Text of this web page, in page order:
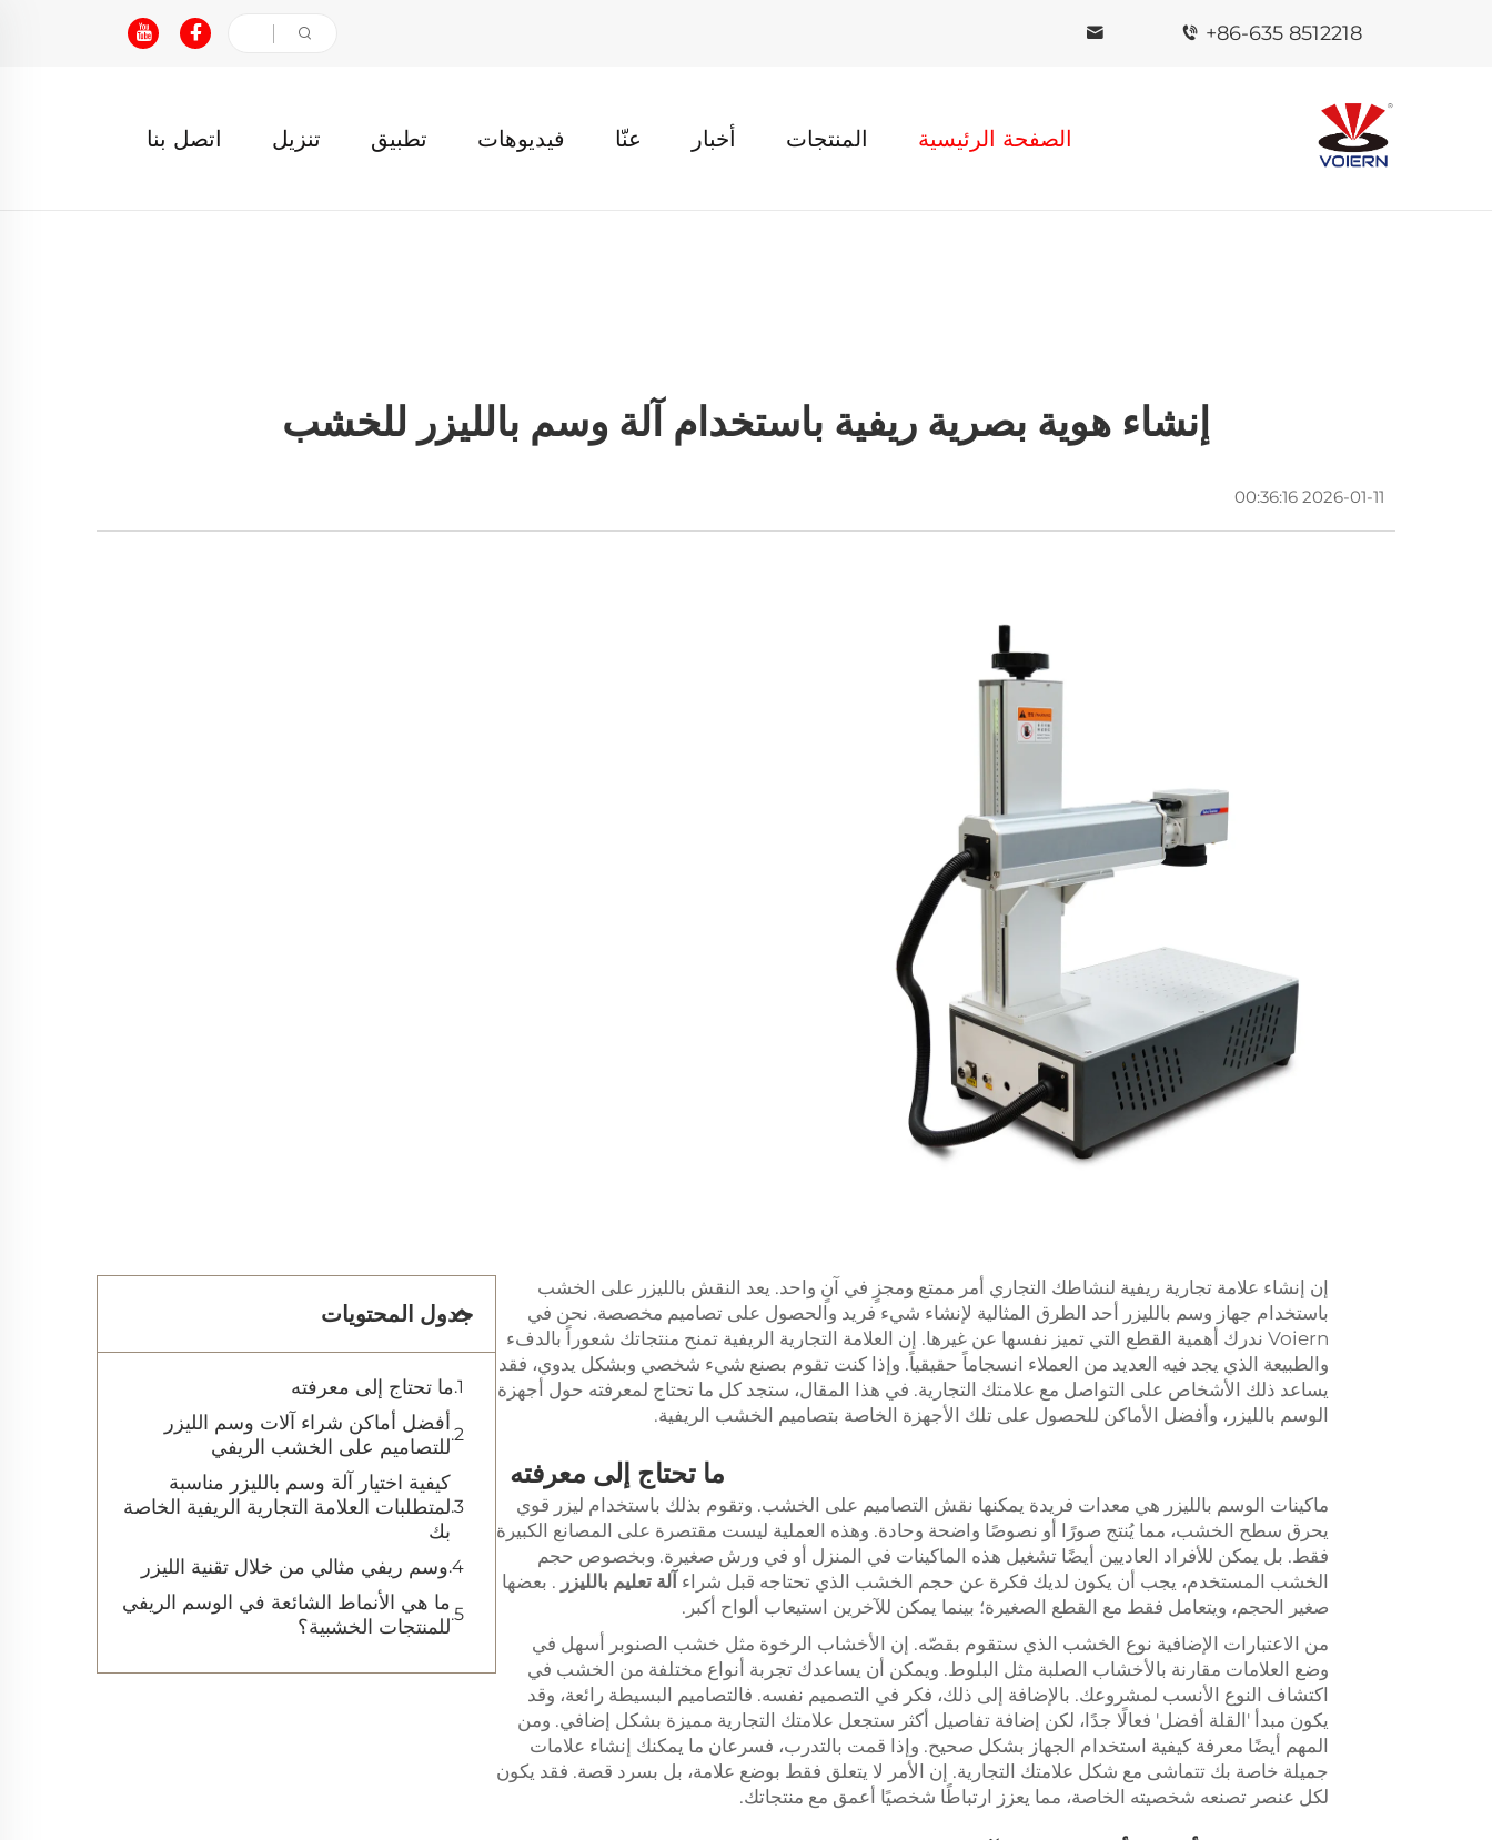
+86-635 8512218
الصفحة الرئيسية المنتجات أخبار عنّا فيديوهات تطبيق تنزيل اتصل بنا
إنشاء هوية بصرية ريفية باستخدام آلة وسم بالليزر للخشب
2026-01-11 00:36:16
إن إنشاء علامة تجارية ريفية لنشاطك التجاري أمر ممتع ومجزٍ في آنٍ واحد. يعد النقش بالليزر على الخشب
باستخدام جهاز وسم بالليزر أحد الطرق المثالية لإنشاء شيء فريد والحصول على تصاميم مخصصة. نحن في
Voiern ندرك أهمية القطع التي تميز نفسها عن غيرها. إن العلامة التجارية الريفية تمنح منتجاتك شعوراً بالدفء
والطبيعة الذي يجد فيه العديد من العملاء انسجاماً حقيقياً. وإذا كنت تقوم بصنع شيء شخصي وبشكل يدوي، فقد
يساعد ذلك الأشخاص على التواصل مع علامتك التجارية. في هذا المقال، ستجد كل ما تحتاج لمعرفته حول أجهزة
الوسم بالليزر، وأفضل الأماكن للحصول على تلك الأجهزة الخاصة بتصاميم الخشب الريفية.
ما تحتاج إلى معرفته
ماكينات الوسم بالليزر هي معدات فريدة يمكنها نقش التصاميم على الخشب. وتقوم بذلك باستخدام ليزر قوي
يحرق سطح الخشب، مما يُنتج صورًا أو نصوصًا واضحة وحادة. وهذه العملية ليست مقتصرة على المصانع الكبيرة
فقط. بل يمكن للأفراد العاديين أيضًا تشغيل هذه الماكينات في المنزل أو في ورش صغيرة. وبخصوص حجم
الخشب المستخدم، يجب أن يكون لديك فكرة عن حجم الخشب الذي تحتاجه قبل شراء آلة تعليم بالليزر . بعضها
صغير الحجم، ويتعامل فقط مع القطع الصغيرة؛ بينما يمكن للآخرين استيعاب ألواح أكبر.
من الاعتبارات الإضافية نوع الخشب الذي ستقوم بقصّه. إن الأخشاب الرخوة مثل خشب الصنوبر أسهل في
وضع العلامات مقارنة بالأخشاب الصلبة مثل البلوط. ويمكن أن يساعدك تجربة أنواع مختلفة من الخشب في
اكتشاف النوع الأنسب لمشروعك. بالإضافة إلى ذلك، فكر في التصميم نفسه. فالتصاميم البسيطة رائعة، وقد
يكون مبدأ 'القلة أفضل' فعالًا جدًا، لكن إضافة تفاصيل أكثر ستجعل علامتك التجارية مميزة بشكل إضافي. ومن
المهم أيضًا معرفة كيفية استخدام الجهاز بشكل صحيح. وإذا قمت بالتدرب، فسرعان ما يمكنك إنشاء علامات
جميلة خاصة بك تتماشى مع شكل علامتك التجارية. إن الأمر لا يتعلق فقط بوضع علامة، بل بسرد قصة. فقد يكون
لكل عنصر تصنعه شخصيته الخاصة، مما يعزز ارتباطًا شخصيًا أعمق مع منتجاتك.
جدول المحتويات
ما تحتاج إلى معرفته
أفضل أماكن شراء آلات وسم الليزر
للتصاميم على الخشب الريفي
كيفية اختيار آلة وسم بالليزر مناسبة
لمتطلبات العلامة التجارية الريفية الخاصة
بك
وسم ريفي مثالي من خلال تقنية الليزر
ما هي الأنماط الشائعة في الوسم الريفي
للمنتجات الخشبية؟